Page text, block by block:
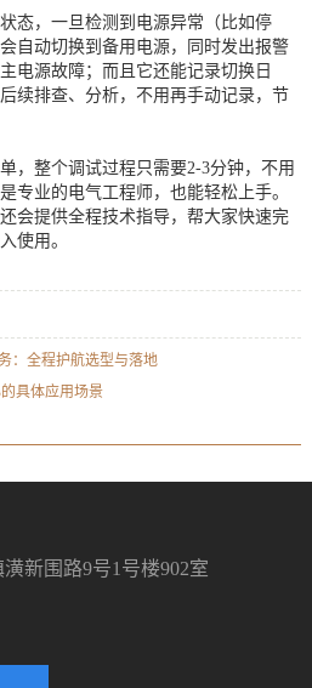
态，一旦检测到电源异常（比如停
自动切换到备用电源，同时发出报警
电源故障；而且它还能记录切换日
续排查、分析，不用再手动记录，节
，整个调试过程只需要2-3分钟，不用
专业的电气工程师，也能轻松上手。
会提供全程技术指导，帮大家快速完
使用。
：全程护航选型与落地
具体应用场景
新围路9号1号楼902室